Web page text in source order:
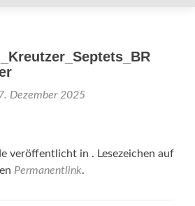
Dezember 2025
veröffentlicht in . Lesezeichen auf
Permanentlink.